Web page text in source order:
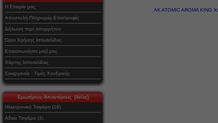
Η Εταιρία μας
Αποστολή-Πληρωμές-Επιστροφές
Δήλωση περί απορρήτου
Όροι Χρήσης Ιστοσελίδας
Επικοινωνήστε μαζί μας
Χάρτης Ιστοσελίδας
Συνεργασία - Τιμές Χονδρικής
Ερωτήσεις-Απαντήσεις [δείτε]
Ηλεκτρονικό Τσιγάρο (16)
Αδεια Τσιγάρα (3)
AK ATOMIC AROMA KING